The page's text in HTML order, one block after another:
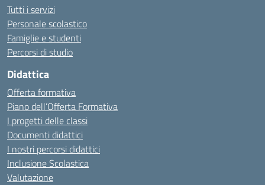
Tutti i servizi
Personale scolastico
Famiglie e studenti
Percorsi di studio
Didattica
Offerta formativa
Piano dell’Offerta Formativa
I progetti delle classi
Documenti didattici
I nostri percorsi didattici
Inclusione Scolastica
Valutazione